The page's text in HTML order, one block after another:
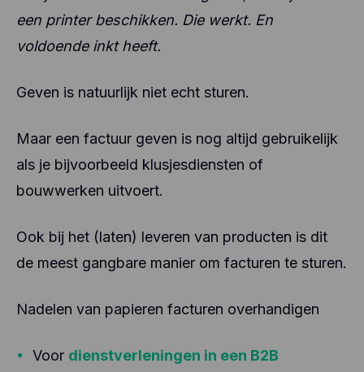
een printer beschikken. Die werkt. En
voldoende inkt heeft.
Geven is natuurlijk niet echt sturen.
Maar een factuur geven is nog altijd gebruikelijk
als je bijvoorbeeld klusjesdiensten of
bouwwerken uitvoert.
Ook bij het (laten) leveren van producten is dit
de meest gangbare manier om facturen te sturen.
Nadelen van papieren facturen overhandigen
Voor dienstverleningen in een B2B